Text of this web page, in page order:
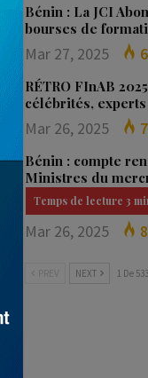
Bénin : La JCI
bourses de
Mar 27, 2025
RÉTRO FInAB
célébrités,
Mar 26, 2025
Bénin : compte
Ministres du
Mar 26, 2025
NEXT 1 De 533